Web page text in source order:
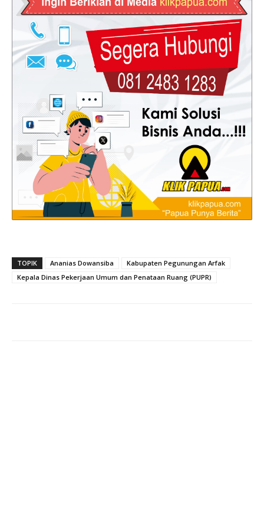
TOPIK Ananias Dowansiba
Kabupaten Pegunungan Arfak
Kepala Dinas Pekerjaan Umum dan Penataan Ruang (PUPR)